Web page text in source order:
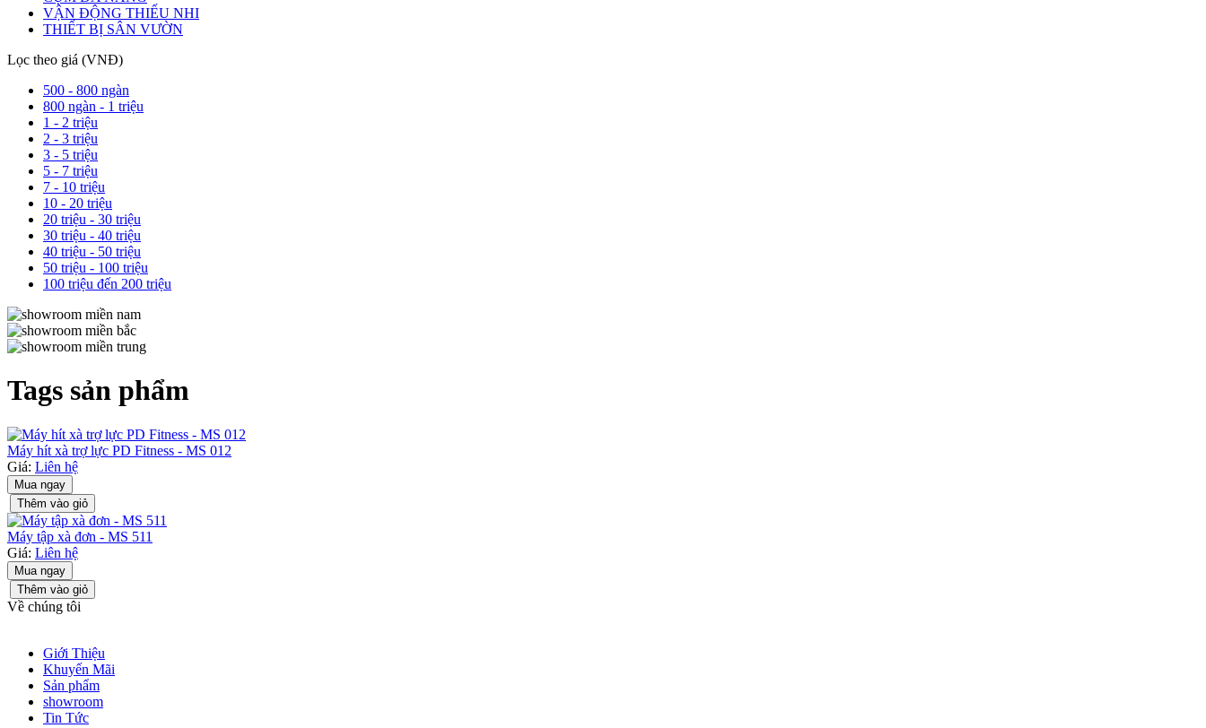
VẬN ĐỘNG THIẾU NHI
THIẾT BỊ SÂN VƯỜN
Lọc theo giá (VNĐ)
500 - 800 ngàn
800 ngàn - 1 triệu
1 - 2 triệu
2 - 3 triệu
3 - 5 triệu
5 - 7 triệu
7 - 10 triệu
10 - 20 triệu
20 triệu - 30 triệu
30 triệu - 40 triệu
40 triệu - 50 triệu
50 triệu - 100 triệu
100 triệu đến 200 triệu
Tags sản phẩm
Máy hít xà trợ lực PD Fitness - MS 012
Giá: Liên hệ
Mua ngay
Thêm vào giỏ
Máy tập xà đơn - MS 511
Giá: Liên hệ
Mua ngay
Thêm vào giỏ
Về chúng tôi
Giới Thiệu
Khuyến Mãi
Sản phẩm
showroom
Tin Tức